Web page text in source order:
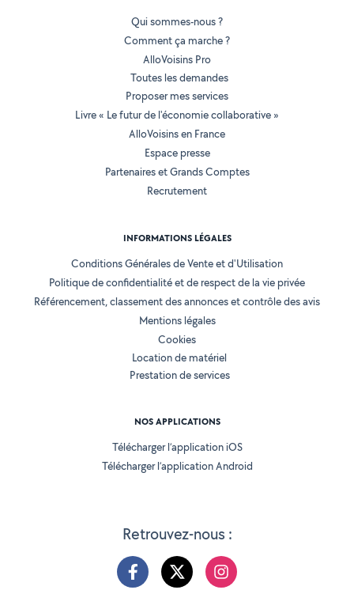
Retrouvez-nous :
Qui sommes-nous ?
Comment ça marche ?
AlloVoisins Pro
Toutes les demandes
Proposer mes services
Livre « Le futur de l'économie collaborative »
AlloVoisins en France
Espace presse
Partenaires et Grands Comptes
Recrutement
INFORMATIONS LÉGALES
Conditions Générales de Vente et d'Utilisation
Politique de confidentialité et de respect de la vie privée
Référencement, classement des annonces et contrôle des avis
Mentions légales
Cookies
Location de matériel
Prestation de services
NOS APPLICATIONS
Télécharger l’application iOS
Télécharger l’application Android